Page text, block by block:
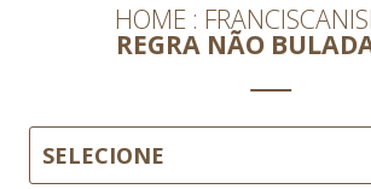
HOME
REGRA NÃO
SELECIONE